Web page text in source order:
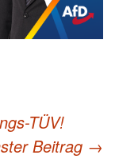
TÜV!
Beitrag →